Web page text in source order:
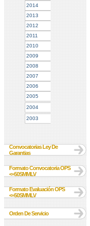
2014
2013
2012
2011
2010
2009
2008
2007
2006
2005
2004
2003
Convocatorias Ley De
Garantias
Formato Convocatoria OPS
<=50SMMLV
Formato Evaluación OPS
<=50SMMLV
Orden De Servicio